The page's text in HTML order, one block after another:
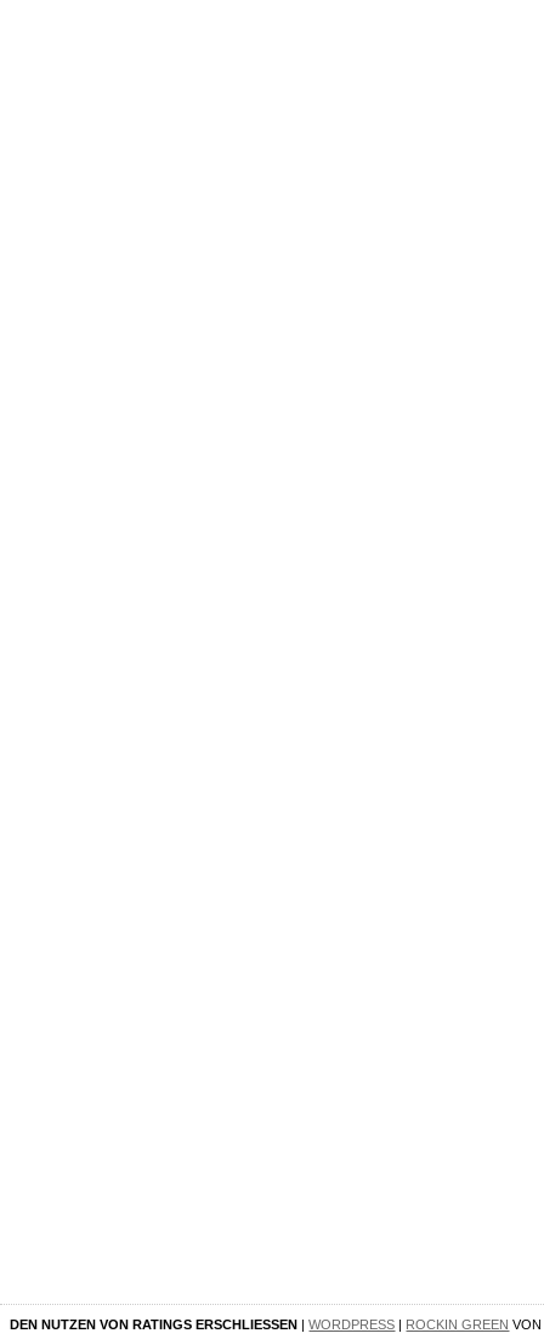
DEN NUTZEN VON RATINGS ERSCHLIESSEN |WORDPRESS | ROCKIN GREEN